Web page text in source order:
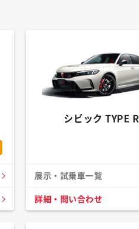
シビック TYPE R
展示・試乗車一覧
詳細・問い合わせ